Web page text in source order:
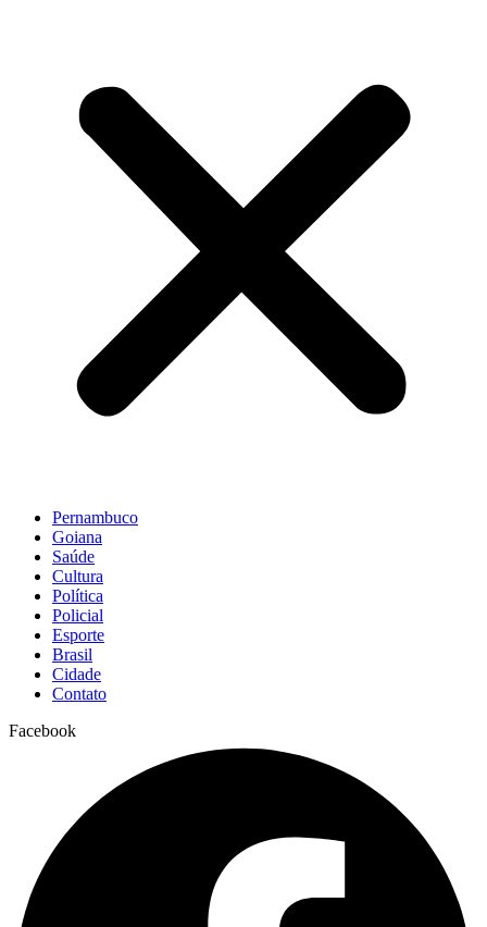
Pernambuco
Goiana
Saúde
Cultura
Política
Policial
Esporte
Brasil
Cidade
Contato
Facebook